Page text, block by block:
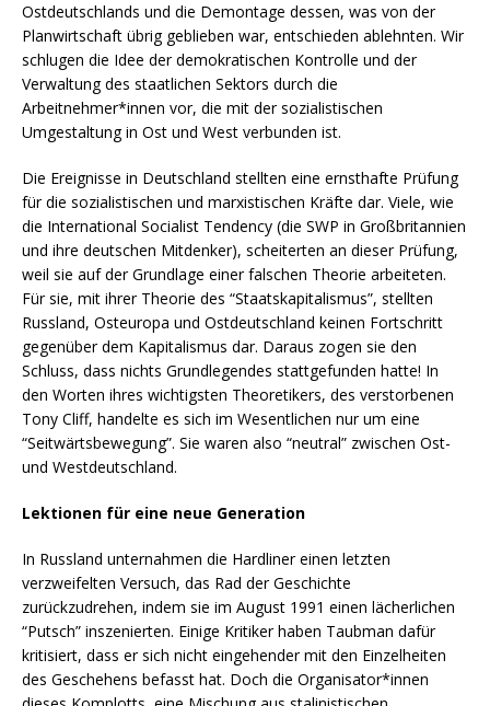
Ostdeutschlands und die Demontage dessen, was von der
Planwirtschaft übrig geblieben war, entschieden ablehnten. Wir
schlugen die Idee der demokratischen Kontrolle und der
Verwaltung des staatlichen Sektors durch die
Arbeitnehmer*innen vor, die mit der sozialistischen
Umgestaltung in Ost und West verbunden ist.
Die Ereignisse in Deutschland stellten eine ernsthafte Prüfung
für die sozialistischen und marxistischen Kräfte dar. Viele, wie
die International Socialist Tendency (die SWP in Großbritannien
und ihre deutschen Mitdenker), scheiterten an dieser Prüfung,
weil sie auf der Grundlage einer falschen Theorie arbeiteten.
Für sie, mit ihrer Theorie des “Staatskapitalismus”, stellten
Russland, Osteuropa und Ostdeutschland keinen Fortschritt
gegenüber dem Kapitalismus dar. Daraus zogen sie den
Schluss, dass nichts Grundlegendes stattgefunden hatte! In
den Worten ihres wichtigsten Theoretikers, des verstorbenen
Tony Cliff, handelte es sich im Wesentlichen nur um eine
“Seitwärtsbewegung”. Sie waren also “neutral” zwischen Ost-
und Westdeutschland.
Lektionen für eine neue Generation
In Russland unternahmen die Hardliner einen letzten
verzweifelten Versuch, das Rad der Geschichte
zurückzudrehen, indem sie im August 1991 einen lächerlichen
“Putsch” inszenierten. Einige Kritiker haben Taubman dafür
kritisiert, dass er sich nicht eingehender mit den Einzelheiten
des Geschehens befasst hat. Doch die Organisator*innen